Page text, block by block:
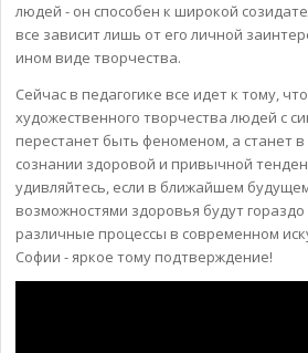
людей - он способен к широкой
все зависит лишь от его личной
ином виде творчества.
Сейчас в педагогике все идет к тому,
художественного творчества людей с
перестанет быть феноменом, а станет
сознании здоровой и привычной
удивляйтесь, если в ближайшем
возможностями здоровья будут
различные процессы в современном
Софии - яркое тому подтверждение!